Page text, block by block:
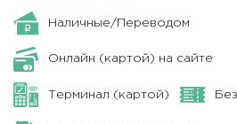
Наличные/Переводом
Онлайн (картой) на сайте
Терминал (картой)